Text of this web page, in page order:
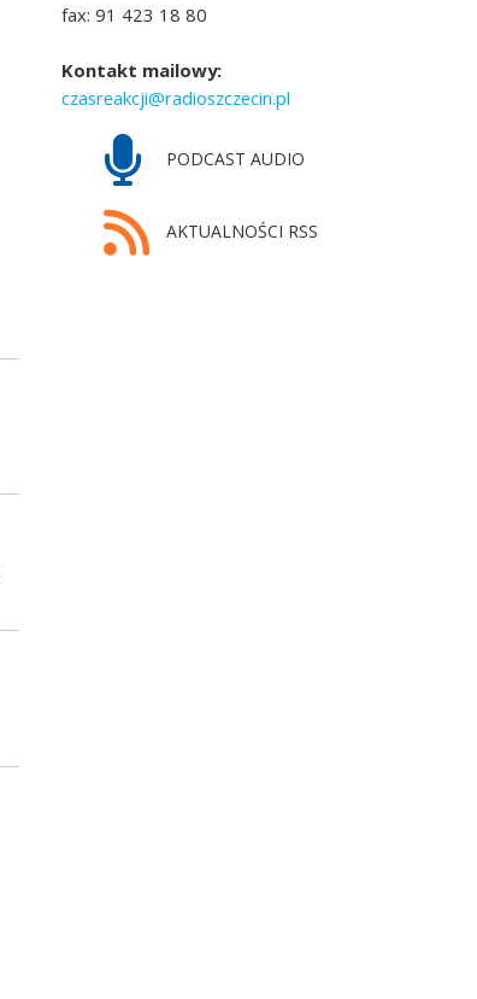
fax: 91 423 18 80
Kontakt mailowy:
czasreakcji@radioszczecin.pl
PODCAST AUDIO
AKTUALNOŚCI RSS